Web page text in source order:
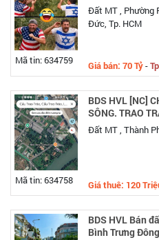
Mã tin: 634759
Đất MT , Phường
Đức, Tp. HCM
Giá bán: 70 Tỷ-
Mã tin: 634758
BDS HVL [NC]
SÔNG. TRAO
Đất MT , Thành
Giá thuê: 120
BDS HVL Bán
Bình Trưng